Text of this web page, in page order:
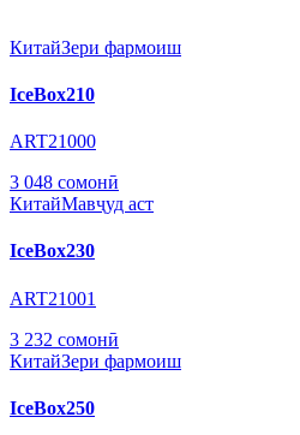
КитайЗери фармоиш
IceBox210
ART21000
3 048 сомонӣ
КитайМавҷуд аст
IceBox230
ART21001
3 232 сомонӣ
КитайЗери фармоиш
IceBox250